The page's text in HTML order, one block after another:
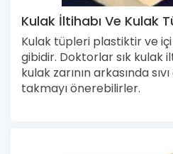
Kulak İltihabı Ve Kulak
Kulak tüpleri plastiktir ve
gibidir. Doktorlar sık kulak
kulak zarının arkasında
takmayı önerebilirler.